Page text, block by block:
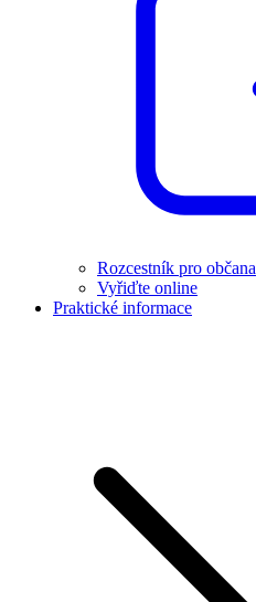
Rozcestník pro občana
Vyřiďte online
Praktické informace